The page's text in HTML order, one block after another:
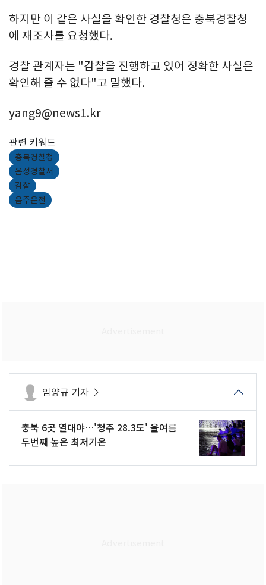
하지만 이 같은 사실을 확인한 경찰청은 충북경찰청
에 재조사를 요청했다.
경찰 관계자는 "감찰을 진행하고 있어 정확한 사실은
확인해 줄 수 없다"고 말했다.
yang9@news1.kr
관련 키워드
충북경찰청
음성경찰서
감찰
음주운전
임양규 기자
충북 6곳 열대야…'청주 28.3도' 올여름
두번째 높은 최저기온